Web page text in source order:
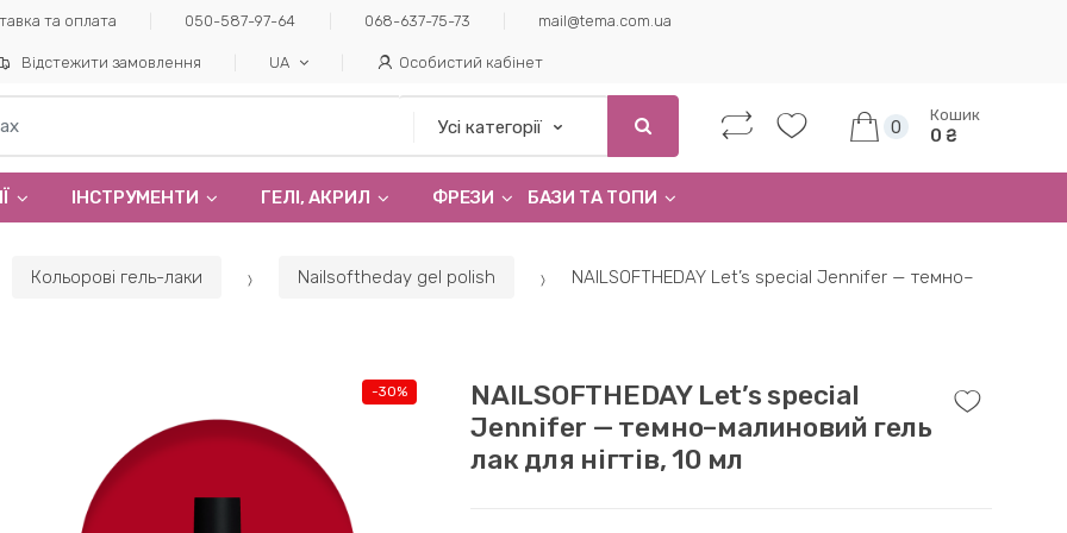
та оплата 050-587-97-64 068-637-75-73 mail@tema.com.ua
Відстежити замовлення UA Особистий кабінет
0
Кошик
0 ₴
ІНСТРУМЕНТИ ГЕЛI, АКРИЛ ФРЕЗИ БАЗИ ТА ТОПИ
Кольорові гель-лаки Nailsoftheday gel polish NAILSOFTHEDAY Let’s special Jennifer — темно–
-30%
NAILSOFTHEDAY Let’s special
Jennifer — темно–малиновий гель
лак для нігтів, 10 мл